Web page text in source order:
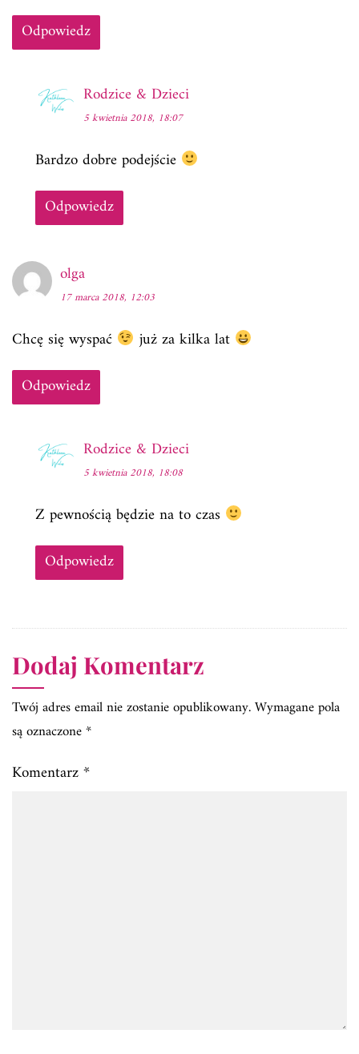
Odpowiedz
Rodzice & Dzieci
5 kwietnia 2018, 18:07
Bardzo dobre podejście
Odpowiedz
olga
17 marca 2018, 12:03
Chcę się wyspać
już za kilka lat
Odpowiedz
Rodzice & Dzieci
5 kwietnia 2018, 18:08
Z pewnością będzie na to czas
Odpowiedz
Dodaj Komentarz
Twój adres email nie zostanie opublikowany.Wymagane pola
są oznaczone*
Komentarz*